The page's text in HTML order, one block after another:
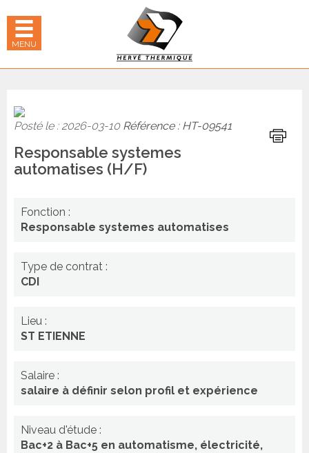
MENU
LE MENU MOBILE
Posté le : 2026-03-10 Référence : HT-09541
Responsable systemes
automatises (H/F)
Fonction :
Responsable systemes automatises
Type de contrat :
CDI
Lieu :
ST ETIENNE
Salaire :
salaire à définir selon profil et expérience
Niveau d'étude :
Bac+2 à Bac+5 en automatisme, électricité,
Panneau de gestion des cookies